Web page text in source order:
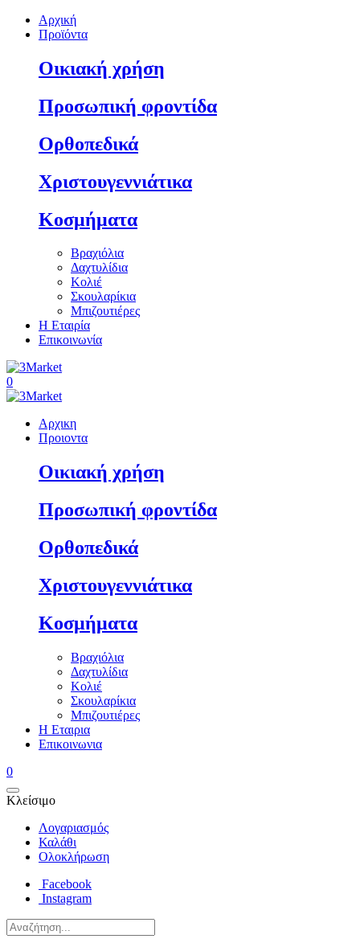
Αρχική
Προϊόντα
Οικιακή χρήση
Προσωπική φροντίδα
Ορθοπεδικά
Χριστουγεννιάτικα
Κοσμήματα
Βραχιόλια
Δαχτυλίδια
Κολιέ
Σκουλαρίκια
Μπιζουτιέρες
Η Εταιρία
Επικοινωνία
0
Αρχικη
Προιοντα
Οικιακή χρήση
Προσωπική φροντίδα
Ορθοπεδικά
Χριστουγεννιάτικα
Κοσμήματα
Βραχιόλια
Δαχτυλίδια
Κολιέ
Σκουλαρίκια
Μπιζουτιέρες
Η Εταιρια
Επικοινωνια
0
Κλείσιμο
Λογαριασμός
Καλάθι
Ολοκλήρωση
Facebook
Instagram